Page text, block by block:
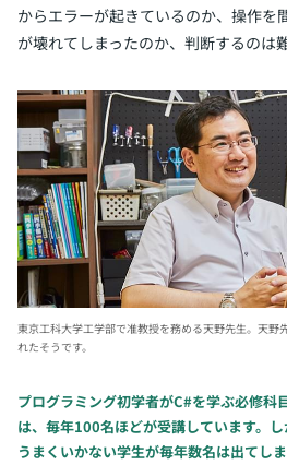
からエラーが起きているのか、操作を
が壊れてしまったのか、判断するのは
東京工科大学工学部で准教授を務める天野先生。 天野
れたそうです。
プログラミング初学者がC#を学ぶ必修科
は、毎年100名ほどが受講しています。
うまくいかない学生が毎年数名は出てし